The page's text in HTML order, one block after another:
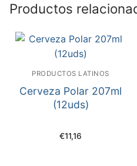
Productos
PRODUCTOS LATINOS
Cerveza Polar 207ml
(12uds)
€11,16